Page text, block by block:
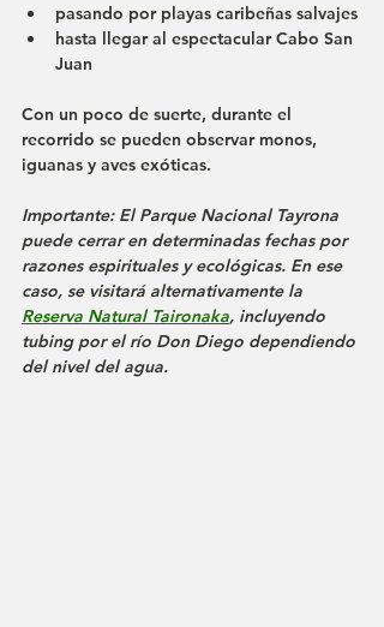
pasando por playas caribeñas salvajes
hasta llegar al espectacular Cabo San
Juan
Con un poco de suerte, durante el
recorrido se pueden observar monos,
iguanas y aves exóticas.
Importante: El Parque Nacional Tayrona
puede cerrar en determinadas fechas por
razones espirituales y ecológicas. En ese
caso, se visitará alternativamente la
Reserva Natural Taironaka, incluyendo
tubing por el río Don Diego dependiendo
del nivel del agua.